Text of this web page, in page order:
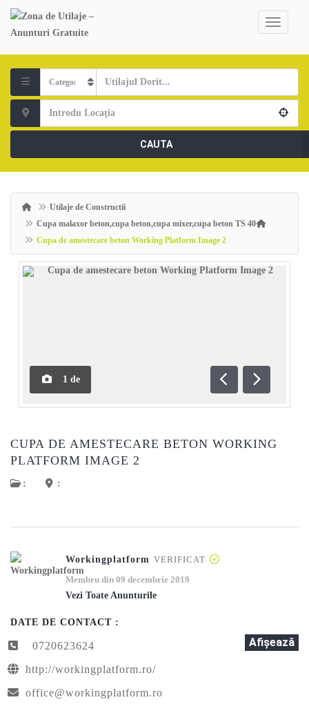
CAUTA
Utilaje de Constructii
Cupa malaxor beton,cupa beton,cupa mixer,cupa beton TS 40
Cupa de amestecare beton Working Platform Image 2
1 de
Anterioară
CUPA DE AMESTECARE BETON WORKING
PLATFORM IMAGE 2
: :
Workingplatform VERIFICAT
Membru din 09 decembrie 2019
Vezi Toate Anunturile
DATE DE CONTACT :
0720623624 Afişează
http://workingplatform.ro/
office@workingplatform.ro